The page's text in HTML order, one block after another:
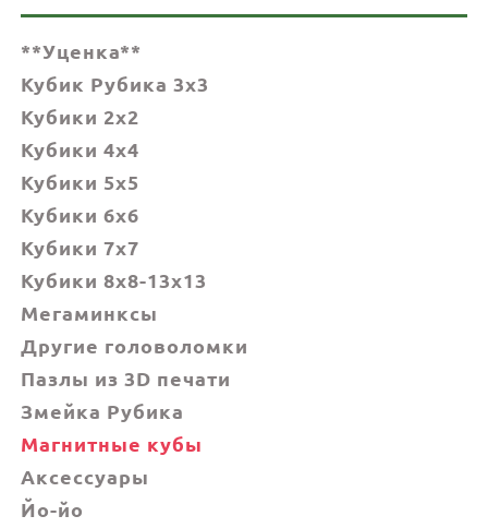
**Уценка**
Кубик Рубика 3x3
Кубики 2x2
Кубики 4x4
Кубики 5x5
Кубики 6х6
Кубики 7х7
Кубики 8x8-13x13
Мегаминксы
Другие головоломки
Пазлы из 3D печати
Змейка Рубика
Магнитные кубы
Аксессуары
Йо-йо